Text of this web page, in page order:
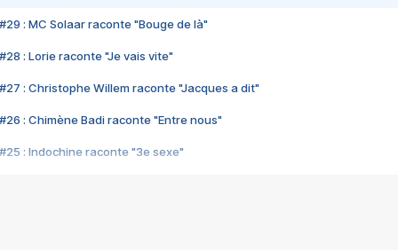
#29 : MC Solaar raconte "Bouge de là"
#28 : Lorie raconte "Je vais vite"
#27 : Christophe Willem raconte "Jacques a dit"
#26 : Chimène Badi raconte "Entre nous"
#25 : Indochine raconte "3e sexe"